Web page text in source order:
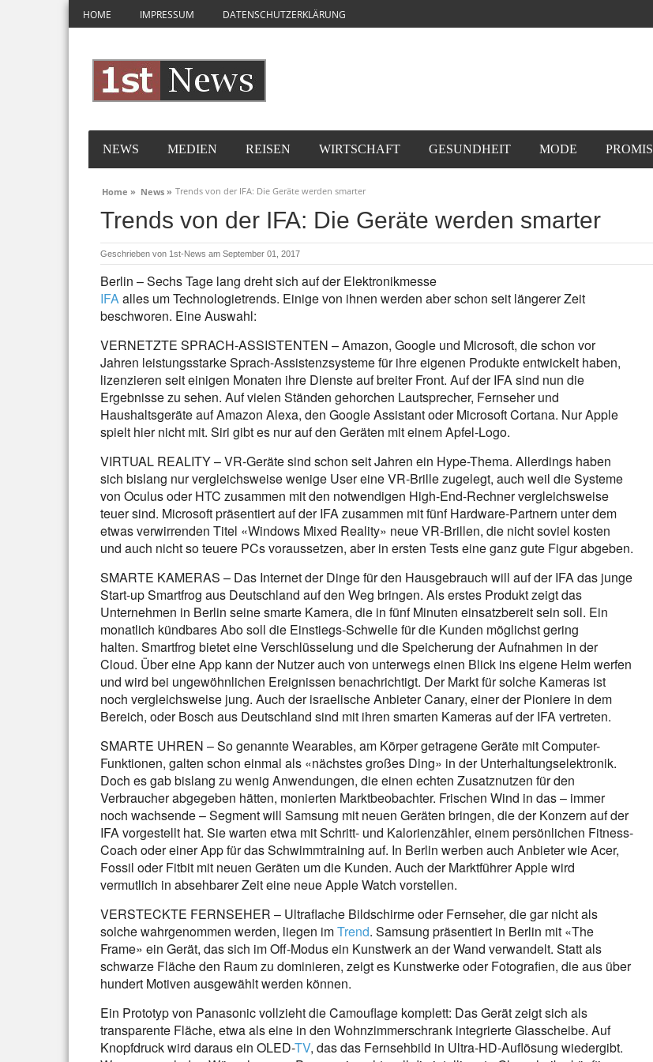
HOME IMPRESSUM DATENSCHUTZERKLÄRUNG
NEWS MEDIEN REISEN WIRTSCHAFT GESUNDHEIT MODE PROMIS
Home » News » Trends von der IFA: Die Geräte werden smarter
Trends von der IFA: Die Geräte werden smarter
Geschrieben von 1st-News am September 01, 2017
Berlin – Sechs Tage lang dreht sich auf der Elektronikmesse
IFAalles um Technologietrends. Einige von ihnen werden aber schon seit längerer Zeit
beschworen. Eine Auswahl:
VERNETZTE SPRACH-ASSISTENTEN – Amazon, Google und Microsoft, die schon vor
Jahren leistungsstarke Sprach-Assistenzsysteme für ihre eigenen Produkte entwickelt haben,
lizenzieren seit einigen Monaten ihre Dienste auf breiter Front. Auf der IFA sind nun die
Ergebnisse zu sehen. Auf vielen Ständen gehorchen Lautsprecher, Fernseher und
Haushaltsgeräte auf Amazon Alexa, den Google Assistant oder Microsoft Cortana. Nur Apple
spielt hier nicht mit. Siri gibt es nur auf den Geräten mit einem Apfel-Logo.
VIRTUAL REALITY – VR-Geräte sind schon seit Jahren ein Hype-Thema. Allerdings haben
sich bislang nur vergleichsweise wenige User eine VR-Brille zugelegt, auch weil die Systeme
von Oculus oder HTC zusammen mit den notwendigen High-End-Rechner vergleichsweise
teuer sind. Microsoft präsentiert auf der IFA zusammen mit fünf Hardware-Partnern unter dem
etwas verwirrenden Titel «Windows Mixed Reality» neue VR-Brillen, die nicht soviel kosten
und auch nicht so teuere PCs voraussetzen, aber in ersten Tests eine ganz gute Figur abgeben.
SMARTE KAMERAS – Das Internet der Dinge für den Hausgebrauch will auf der IFA das junge
Start-up Smartfrog aus Deutschland auf den Weg bringen. Als erstes Produkt zeigt das
Unternehmen in Berlin seine smarte Kamera, die in fünf Minuten einsatzbereit sein soll. Ein
monatlich kündbares Abo soll die Einstiegs-Schwelle für die Kunden möglichst gering
halten. Smartfrog bietet eine Verschlüsselung und die Speicherung der Aufnahmen in der
Cloud. Über eine App kann der Nutzer auch von unterwegs einen Blick ins eigene Heim werfen
und wird bei ungewöhnlichen Ereignissen benachrichtigt. Der Markt für solche Kameras ist
noch vergleichsweise jung. Auch der israelische Anbieter Canary, einer der Pioniere in dem
Bereich, oder Bosch aus Deutschland sind mit ihren smarten Kameras auf der IFA vertreten.
SMARTE UHREN – So genannte Wearables, am Körper getragene Geräte mit Computer-
Funktionen, galten schon einmal als «nächstes großes Ding» in der Unterhaltungselektronik.
Doch es gab bislang zu wenig Anwendungen, die einen echten Zusatznutzen für den
Verbraucher abgegeben hätten, monierten Marktbeobachter. Frischen Wind in das – immer
noch wachsende – Segment will Samsung mit neuen Geräten bringen, die der Konzern auf der
IFA vorgestellt hat. Sie warten etwa mit Schritt- und Kalorienzähler, einem persönlichen Fitness-
Coach oder einer App für das Schwimmtraining auf. In Berlin werben auch Anbieter wie Acer,
Fossil oder Fitbit mit neuen Geräten um die Kunden. Auch der Marktführer Apple wird
vermutlich in absehbarer Zeit eine neue Apple Watch vorstellen.
VERSTECKTE FERNSEHER – Ultraflache Bildschirme oder Fernseher, die gar nicht als
solche wahrgenommen werden, liegen imTrend. Samsung präsentiert in Berlin mit «The
Frame» ein Gerät, das sich im Off-Modus ein Kunstwerk an der Wand verwandelt. Statt als
schwarze Fläche den Raum zu dominieren, zeigt es Kunstwerke oder Fotografien, die aus über
hundert Motiven ausgewählt werden können.
Ein Prototyp von Panasonic vollzieht die Camouflage komplett: Das Gerät zeigt sich als
transparente Fläche, etwa als eine in den Wohnzimmerschrank integrierte Glasscheibe. Auf
Knopfdruck wird daraus ein OLED-TV, das das Fernsehbild in Ultra-HD-Auflösung wiedergibt.